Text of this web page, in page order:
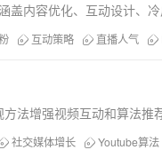
内容优化、互动设计、冷
互动策略 直播人气
法增强视频互动和算法推荐
社交媒体增长 Youtube算法